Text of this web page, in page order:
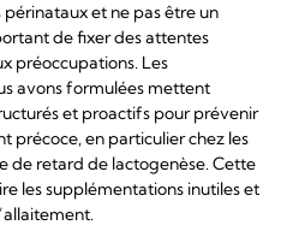
et ne pas être un
de fixer des attentes
préoccupations. Les
avons formulées mettent
et proactifs pour prévenir
précoce, en particulier chez les
de retard de lactogenèse. Cette
les supplémentations inutiles et